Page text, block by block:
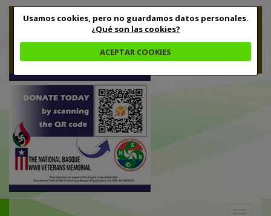
Usamos cookies, pero no guardamos datos personales.
¿Qué son las cookies?
ACEPTAR COOKIES